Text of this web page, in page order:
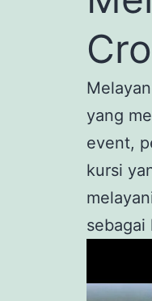
yang
event,
kursi
sebagai